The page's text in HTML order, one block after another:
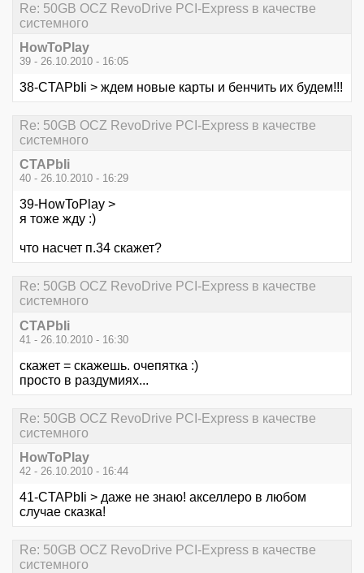
Re: 50GB OCZ RevoDrive PCI-Express в качестве
системного
HowToPlay
39 - 26.10.2010 - 16:05
38-CTAPbIi > ждем новые карты и бенчить их будем!!!
Re: 50GB OCZ RevoDrive PCI-Express в качестве
системного
CTAPbIi
40 - 26.10.2010 - 16:29
39-HowToPlay >
я тоже жду :)
что насчет п.34 скажет?
Re: 50GB OCZ RevoDrive PCI-Express в качестве
системного
CTAPbIi
41 - 26.10.2010 - 16:30
скажет = скажешь. очепятка :)
просто в раздумиях...
Re: 50GB OCZ RevoDrive PCI-Express в качестве
системного
HowToPlay
42 - 26.10.2010 - 16:44
41-CTAPbIi > даже не знаю! акселлеро в любом
случае сказка!
Re: 50GB OCZ RevoDrive PCI-Express в качестве
системного